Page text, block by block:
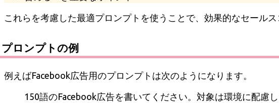
これらを考慮した最適プロンプトを使うことで、効果的なセール
プロンプトの例
例えばFacebook広告用のプロンプトは次のようになります。
150語のFacebook広告を書いてください。対象は環境に配慮